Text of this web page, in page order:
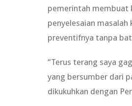
pemerintah membuat
penyelesaian
preventifnya tanpa
“Terus terang saya
yang bersumber dari
dikukuhkan dengan